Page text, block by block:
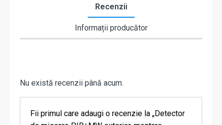
Recenzii
Informații producător
Nu există recenzii până acum.
Fii primul care adaugi o recenzie la „Detector